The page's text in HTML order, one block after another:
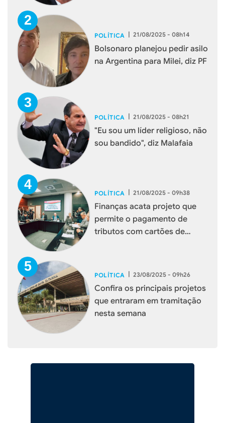
POLÍTICA | 21/08/2025 - 08h14
Bolsonaro planejou pedir asilo
na Argentina para Milei, diz PF
POLÍTICA | 21/08/2025 - 08h21
"Eu sou um líder religioso, não
sou bandido", diz Malafaia
POLÍTICA | 21/08/2025 - 09h38
Finanças acata projeto que
permite o pagamento de
tributos com cartões de
POLÍTICA 23/08/2025 - 09h26
Confira os principais projetos
que entraram em tramitação
nesta semana